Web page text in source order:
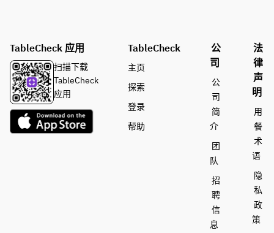
TableCheck 应用
扫描下载
TableCheck
应用
TableCheck
主页
探索
登录
帮助
公
司
公
司
简
介
团
队
招
聘
信
息
法
律
声
明
用
餐
术
语
隐
私
政
策